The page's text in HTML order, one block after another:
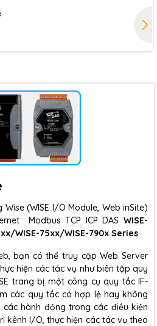
(WISE I/O Module, Web inSite)
Modbus TCP ICP DAS WISE-
WISE-75xx/WISE-790x Series
bạn có thể truy cập Web Server
hiện các tác vụ như biên tập quy
trang bị một công cụ quy tắc IF-
các quy tắc có hợp lệ hay không
hành động trong các điều kiện
kênh I/O, thực hiện các tác vụ theo